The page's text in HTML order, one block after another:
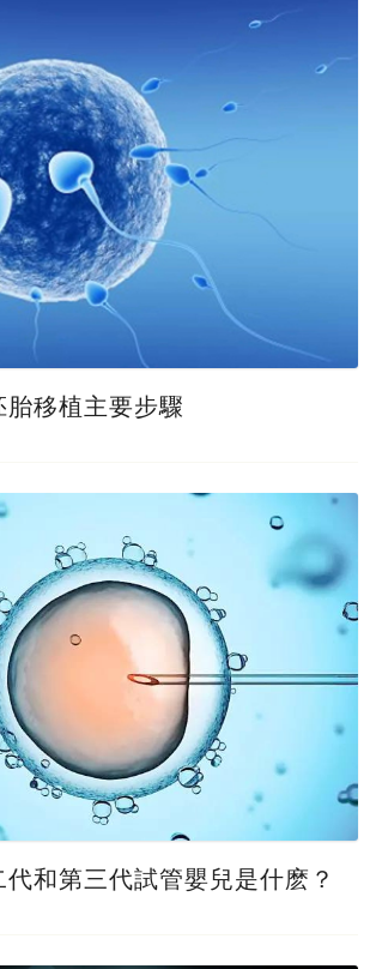
移植主要步驟
和第三代試管嬰兒是什麽？